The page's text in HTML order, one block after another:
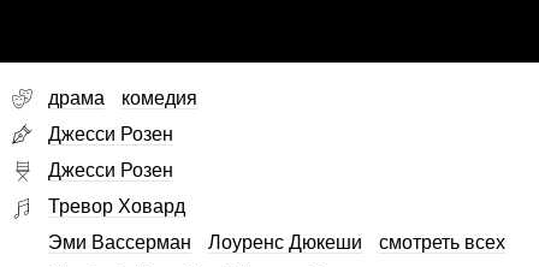
драма
комедия
Джесси Розен
Джесси Розен
Тревор Ховард
Эми Вассерман
Лоуренс Дюкеши
смотреть всех